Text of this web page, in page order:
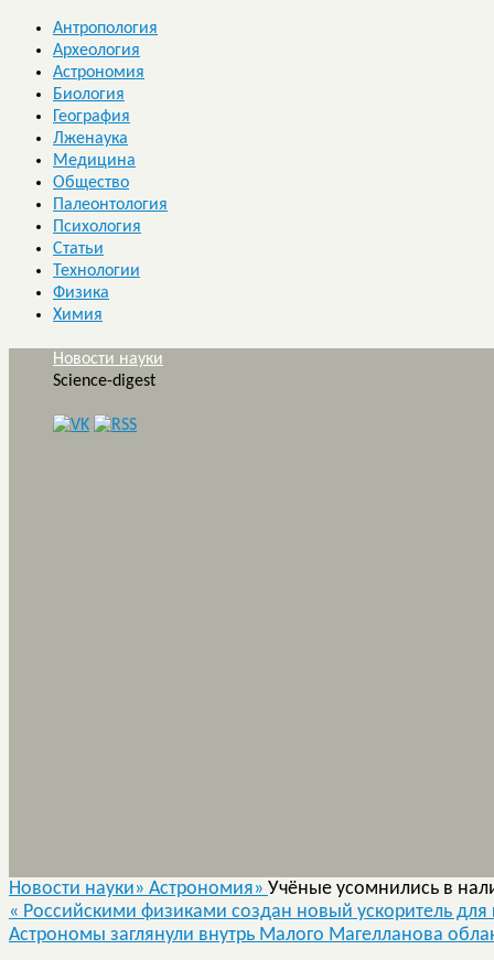
Антропология
Археология
Астрономия
Биология
География
Лженаука
Медицина
Общество
Палеонтология
Психология
Статьи
Технологии
Физика
Химия
Новости науки
Science-digest
Новости науки» Астрономия» Учёные усомнились в
« Российскими физиками создан новый ускоритель для
Астрономы заглянули внутрь Малого Магелланова